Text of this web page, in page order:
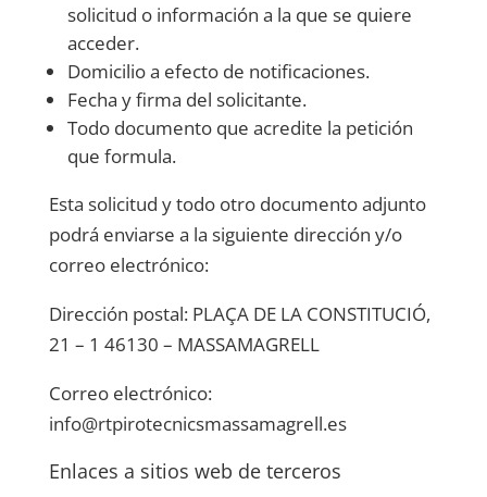
solicitud o información a la que se quiere
acceder.
Domicilio a efecto de notificaciones.
Fecha y firma del solicitante.
Todo documento que acredite la petición
que formula.
Esta solicitud y todo otro documento adjunto
podrá enviarse a la siguiente dirección y/o
correo electrónico:
Dirección postal: PLAÇA DE LA CONSTITUCIÓ,
21 – 1 46130 – MASSAMAGRELL
Correo electrónico:
info@rtpirotecnicsmassamagrell.es
Enlaces a sitios web de terceros